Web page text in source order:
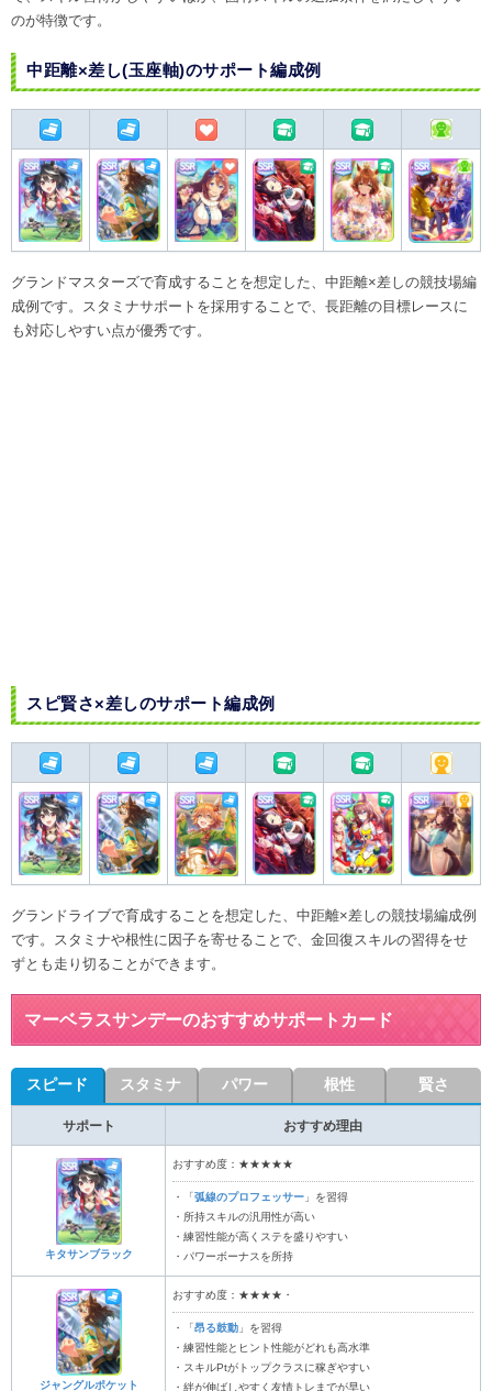
のが特徴です。
中距離×差し(玉座軸)のサポート編成例
グランドマスターズで育成することを想定した、中距離×差しの競技場編
成例です。スタミナサポートを採用することで、長距離の目標レースに
も対応しやすい点が優秀です。
スピ賢さ×差しのサポート編成例
グランドライブで育成することを想定した、中距離×差しの競技場編成例
です。スタミナや根性に因子を寄せることで、金回復スキルの習得をせ
ずとも走り切ることができます。
マーベラスサンデーのおすすめサポートカード
スピード スタミナ パワー 根性 賢さ
サポート おすすめ理由
キタサンブラック
おすすめ度：★★★★★
・「 弧線のプロフェッサー 」を習得
・所持スキルの汎用性が高い
・練習性能が高くステを盛りやすい
・パワーボーナスを所持
ジャングルポケット
おすすめ度：★★★★・
・「 昂る鼓動 」を習得
・練習性能とヒント性能がどれも高水準
・スキルPtがトップクラスに稼ぎやすい
・絆が伸ばしやすく友情トレまでが早い